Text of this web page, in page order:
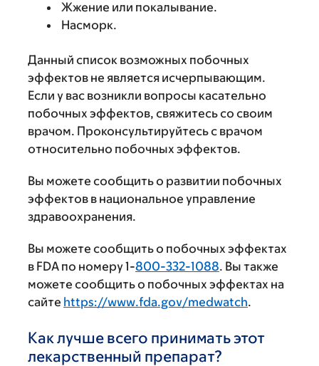
Жжение или покалывание.
Насморк.
Данный список возможных побочных
эффектов не является исчерпывающим.
Если у вас возникли вопросы касательно
побочных эффектов, свяжитесь со своим
врачом. Проконсультируйтесь с врачом
относительно побочных эффектов.
Вы можете сообщить о развитии побочных
эффектов в национальное управление
здравоохранения.
Вы можете сообщить о побочных эффектах
в FDA по номеру 1-800-332-1088. Вы также
можете сообщить о побочных эффектах на
сайте https://www.fda.gov/medwatch.
Как лучше всего принимать этот
лекарственный препарат?